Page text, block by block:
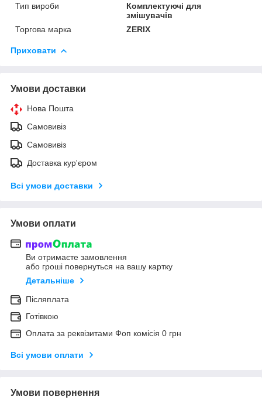
Тип вироби
Комплектуючі для
змішувачів
Торгова марка
ZERIX
Приховати
Умови доставки
Нова Пошта
Самовивіз
Самовивіз
Доставка кур'єром
Всі умови доставки
Умови оплати
Ви отримаєте замовлення
або гроші повернуться на вашу картку
Детальніше
Післяплата
Готівкою
Оплата за реквізитами Фоп комісія 0 грн
Всі умови оплати
Умови повернення